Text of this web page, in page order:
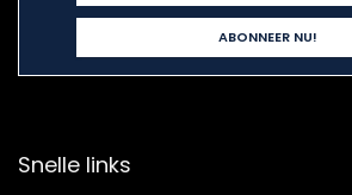
Snelle links